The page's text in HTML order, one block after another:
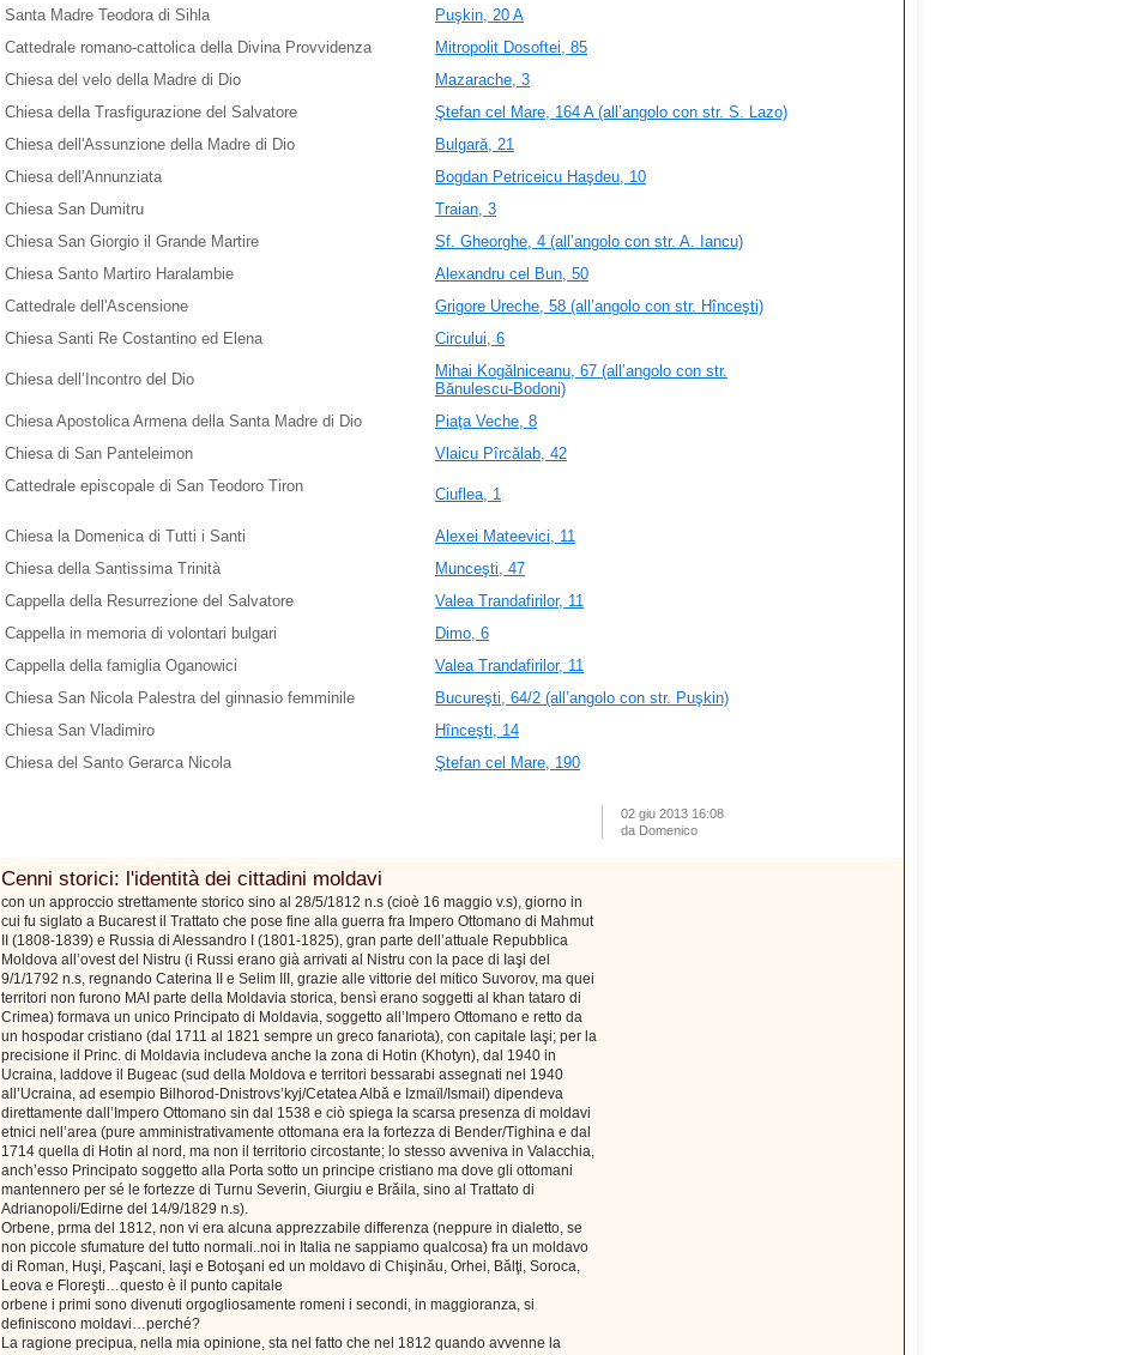
Santa Madre Teodora di Sihla
Puşkin, 20 A
Cattedrale romano-cattolica della Divina Provvidenza
Mitropolit Dosoftei, 85
Chiesa del velo della Madre di Dio
Mazarache, 3
Chiesa della Trasfigurazione del Salvatore
Ştefan cel Mare, 164 A (all’angolo con str. S. Lazo)
Chiesa dell'Assunzione della Madre di Dio
Bulgară, 21
Chiesa dell'Annunziata
Bogdan Petriceicu Haşdeu, 10
Chiesa San Dumitru
Traian, 3
Chiesa San Giorgio il Grande Martire
Sf. Gheorghe, 4 (all’angolo con str. A. Iancu)
Chiesa Santo Martiro Haralambie
Alexandru cel Bun, 50
Cattedrale dell'Ascensione
Grigore Ureche, 58 (all’angolo con str. Hînceşti)
Chiesa Santi Re Costantino ed Elena
Circului, 6
Chiesa dell’Incontro del Dio
Mihai Kogălniceanu, 67 (all’angolo con str.
Bănulescu-Bodoni)
Chiesa Apostolica Armena della Santa Madre di Dio
Piaţa Veche, 8
Chiesa di San Panteleimon
Vlaicu Pîrcălab, 42
Cattedrale episcopale di San Teodoro Tiron
Ciuflea, 1
Chiesa la Domenica di Tutti i Santi
Alexei Mateevici, 11
Chiesa della Santissima Trinità
Munceşti, 47
Cappella della Resurrezione del Salvatore
Valea Trandafirilor, 11
Cappella in memoria di volontari bulgari
Dimo, 6
Cappella della famiglia Oganowici
Valea Trandafirilor, 11
Chiesa San Nicola Palestra del ginnasio femminile
Bucureşti, 64/2 (all’angolo con str. Puşkin)
Chiesa San Vladimiro
Hînceşti, 14
Chiesa del Santo Gerarca Nicola
Ştefan cel Mare, 190
02 giu 2013 16:08
da Domenico
Cenni storici: l'identità dei cittadini moldavi
con un approccio strettamente storico sino al 28/5/1812 n.s (cioè 16 maggio v.s), giorno in
cui fu siglato a Bucarest il Trattato che pose fine alla guerra fra Impero Ottomano di Mahmut
II (1808-1839) e Russia di Alessandro I (1801-1825), gran parte dell’attuale Repubblica
Moldova all’ovest del Nistru (i Russi erano già arrivati al Nistru con la pace di Iaşi del
9/1/1792 n.s, regnando Caterina II e Selim III, grazie alle vittorie del mitico Suvorov, ma quei
territori non furono MAI parte della Moldavia storica, bensì erano soggetti al khan tataro di
Crimea) formava un unico Principato di Moldavia, soggetto all’Impero Ottomano e retto da
un hospodar cristiano (dal 1711 al 1821 sempre un greco fanariota), con capitale Iaşi; per la
precisione il Princ. di Moldavia includeva anche la zona di Hotin (Khotyn), dal 1940 in
Ucraina, laddove il Bugeac (sud della Moldova e territori bessarabi assegnati nel 1940
all’Ucraina, ad esempio Bilhorod-Dnistrovs’kyj/Cetatea Albă e Izmaïl/Ismail) dipendeva
direttamente dall’Impero Ottomano sin dal 1538 e ciò spiega la scarsa presenza di moldavi
etnici nell’area (pure amministrativamente ottomana era la fortezza di Bender/Tighina e dal
1714 quella di Hotin al nord, ma non il territorio circostante; lo stesso avveniva in Valacchia,
anch’esso Principato soggetto alla Porta sotto un principe cristiano ma dove gli ottomani
mantennero per sé le fortezze di Turnu Severin, Giurgiu e Brăila, sino al Trattato di
Adrianopoli/Edirne del 14/9/1829 n.s).
Orbene, prma del 1812, non vi era alcuna apprezzabile differenza (neppure in dialetto, se
non piccole sfumature del tutto normali..noi in Italia ne sappiamo qualcosa) fra un moldavo
di Roman, Huşi, Paşcani, Iaşi e Botoşani ed un moldavo di Chişinău, Orhei, Bălţi, Soroca,
Leova e Floreşti…questo è il punto capitale
orbene i primi sono divenuti orgogliosamente romeni i secondi, in maggioranza, si
definiscono moldavi…perché?
La ragione precipua, nella mia opinione, sta nel fatto che nel 1812 quando avvenne la